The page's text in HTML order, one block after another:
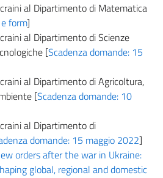
al Dipartimento di Matematica
form]
al Dipartimento di Scienze
[Scadenza domande: 15
al Dipartimento di Agricoltura,
[Scadenza domande: 10
al Dipartimento di
domande: 15 maggio 2022]
orders after the war in Ukraine:
global, regional and domestic